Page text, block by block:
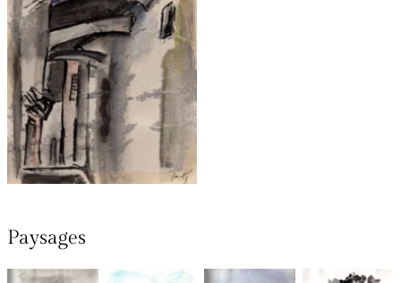
Bonifacio de nuit –
2019 20,5×29,5 cm
Paysages